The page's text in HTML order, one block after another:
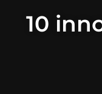
10